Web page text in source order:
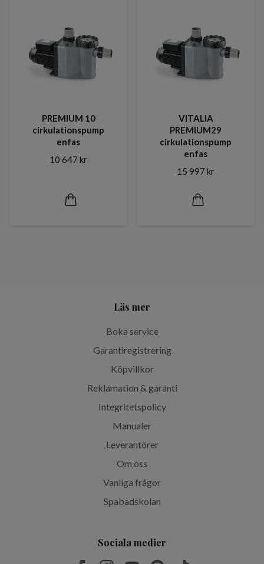
PREMIUM 10
cirkulationspump
enfas
10 647 kr
VITALIA
PREMIUM29
cirkulationspump
enfas
15 997 kr
Läs mer
Boka service
Garantiregistrering
Köpvillkor
Reklamation & garanti
Integritetspolicy
Manualer
Leverantörer
Om oss
Vanliga frågor
Spabadskolan
Sociala medier